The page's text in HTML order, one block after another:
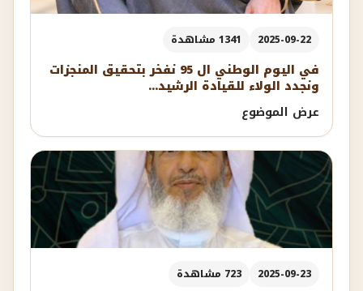
2025-09-22 1341 مشاهدة
في اليوم الوطني ال 95 نفخر بتحقيق المنجزات
ونجدد الولاء للقيادة الرشيد...
عرض الموضوع
2025-09-23 723 مشاهدة